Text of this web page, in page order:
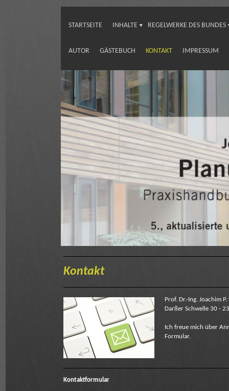
STARTSEITE INHALTE REGELWERKE DES BUNDES
AUTOR GÄSTEBUCH KONTAKT IMPRESSUM
Kontakt
Prof. Dr.-Ing. Joachim P.
Darßer Schwelle 30 -
Ich freue mich über
Formular.
Kontaktformular